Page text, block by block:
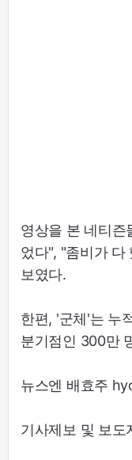
영상을 본 네티즌
었다", "좀비가 다
보였다.
한편, '군체'는 누
분기점인 300만
뉴스엔 배효주
기사제보 및 보